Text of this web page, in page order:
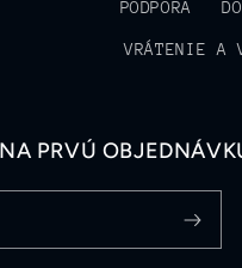
PODPORA
VRÁTENIE A
PRVÚ